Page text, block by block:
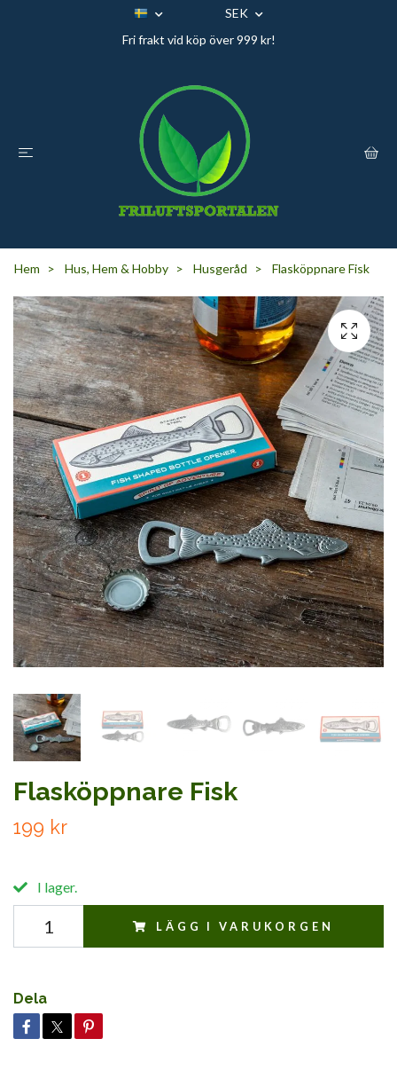
SEK
Fri frakt vid köp över 999 kr!
Hem Hus, Hem & Hobby Husgeråd Flasköppnare Fisk
Flasköppnare Fisk
199 kr
I lager.
LÄGG I VARUKORGEN
Dela